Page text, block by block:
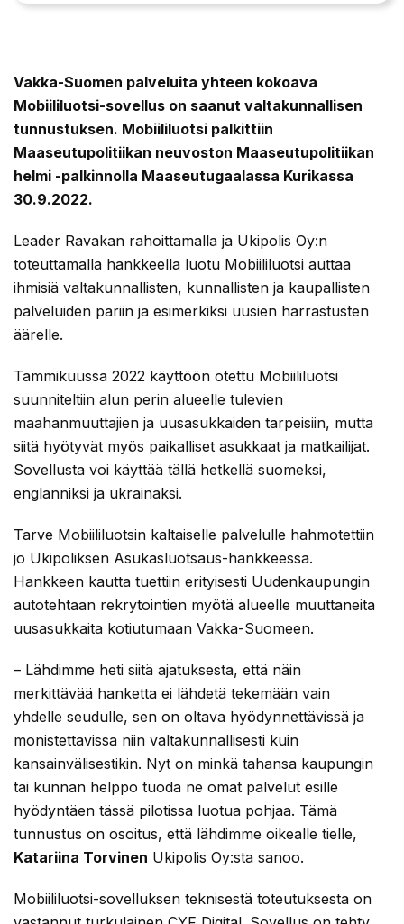
Vakka-Suomen palveluita yhteen kokoava
Mobiililuotsi-sovellus on saanut valtakunnallisen
tunnustuksen. Mobiililuotsi palkittiin
Maaseutupolitiikan neuvoston Maaseutupolitiikan
helmi -palkinnolla Maaseutugaalassa Kurikassa
30.9.2022.
Leader Ravakan rahoittamalla ja Ukipolis Oy:n
toteuttamalla hankkeella luotu Mobiililuotsi auttaa
ihmisiä valtakunnallisten, kunnallisten ja kaupallisten
palveluiden pariin ja esimerkiksi uusien harrastusten
äärelle.
Tammikuussa 2022 käyttöön otettu Mobiililuotsi
suunniteltiin alun perin alueelle tulevien
maahanmuuttajien ja uusasukkaiden tarpeisiin, mutta
siitä hyötyvät myös paikalliset asukkaat ja matkailijat.
Sovellusta voi käyttää tällä hetkellä suomeksi,
englanniksi ja ukrainaksi.
Tarve Mobiililuotsin kaltaiselle palvelulle hahmotettiin
jo Ukipoliksen Asukasluotsaus-hankkeessa.
Hankkeen kautta tuettiin erityisesti Uudenkaupungin
autotehtaan rekrytointien myötä alueelle muuttaneita
uusasukkaita kotiutumaan Vakka-Suomeen.
– Lähdimme heti siitä ajatuksesta, että näin
merkittävää hanketta ei lähdetä tekemään vain
yhdelle seudulle, sen on oltava hyödynnettävissä ja
monistettavissa niin valtakunnallisesti kuin
kansainvälisestikin. Nyt on minkä tahansa kaupungin
tai kunnan helppo tuoda ne omat palvelut esille
hyödyntäen tässä pilotissa luotua pohjaa. Tämä
tunnustus on osoitus, että lähdimme oikealle tielle,
Katariina Torvinen Ukipolis Oy:sta sanoo.
Mobiililuotsi-sovelluksen teknisestä toteutuksesta on